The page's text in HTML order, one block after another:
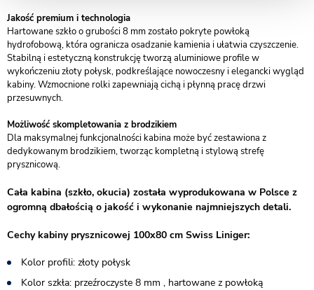
Jakość premium i technologia
Hartowane szkło o grubości 8 mm zostało pokryte powłoką
hydrofobową, która ogranicza osadzanie kamienia i ułatwia czyszczenie.
Stabilną i estetyczną konstrukcję tworzą aluminiowe profile w
wykończeniu złoty połysk, podkreślające nowoczesny i elegancki wygląd
kabiny. Wzmocnione rolki zapewniają cichą i płynną pracę drzwi
przesuwnych.
Możliwość skompletowania z brodzikiem
Dla maksymalnej funkcjonalności kabina może być zestawiona z
dedykowanym brodzikiem, tworząc kompletną i stylową strefę
prysznicową.
Cała kabina (szkło, okucia) została wyprodukowana w Polsce z
ogromną dbałością o jakość i wykonanie najmniejszych detali.
Cechy kabiny prysznicowej 100x80 cm Swiss Liniger:
Kolor profili: złoty połysk
Kolor szkła: przeźroczyste 8 mm , hartowane z powłoką